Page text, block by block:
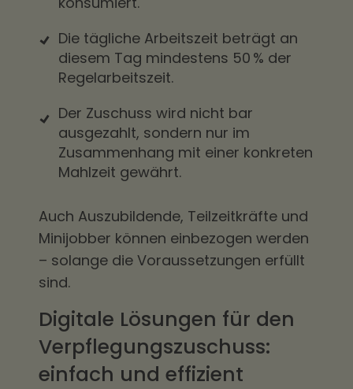
Die tägliche Arbeitszeit beträgt an
diesem Tag mindestens 50 % der
Regelarbeitszeit.
Der Zuschuss wird nicht bar
ausgezahlt, sondern nur im
Zusammenhang mit einer konkreten
Mahlzeit gewährt.
Auch Auszubildende, Teilzeitkräfte und
Minijobber können einbezogen werden
– solange die Voraussetzungen erfüllt
sind.
Digitale Lösungen für den
Verpflegungszuschuss:
einfach und effizient